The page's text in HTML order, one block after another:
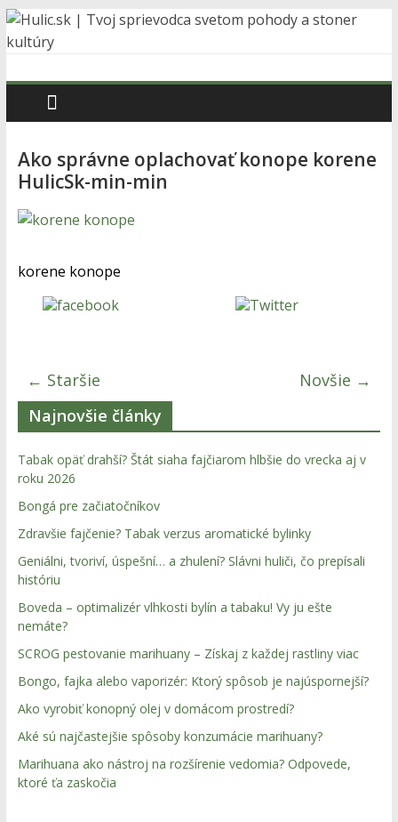
Skip
to
Hulic.sk
|
Tvoj
sprievodca
svetom
a
stoner
kultúry
Vitaj
v
komunite,
kde
je
čas
Hulic.sk
prináša
čerstvé
novinky
z
konopnej
scény,
Ako správne oplachovať konope korene
HulicSk-min-min
korene konope
Zdieľaj na
← Staršie
Novšie →
Najnovšie články
Tabak opäť drahší? Štát siaha fajčiarom hlbšie do vrecka aj v
roku 2026
Bongá pre začiatočníkov
Zdravšie fajčenie? Tabak verzus aromatické bylinky
Geniálni, tvoriví, úspešní… a zhulení? Slávni huliči, čo prepísali
históriu
Boveda – optimalizér vlhkosti bylín a tabaku! Vy ju ešte
nemáte?
SCROG pestovanie marihuany – Získaj z každej rastliny viac
Bongo, fajka alebo vaporizér: Ktorý spôsob je najúspornejší?
Ako vyrobiť konopný olej v domácom prostredí?
Aké sú najčastejšie spôsoby konzumácie marihuany?
Marihuana ako nástroj na rozšírenie vedomia? Odpovede,
ktoré ťa zaskočia